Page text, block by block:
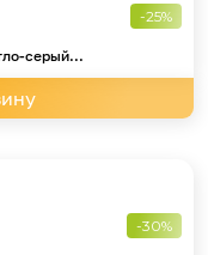
-25%
серый...
-30%